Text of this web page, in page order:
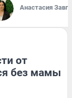
Анастасия
от
без мамы